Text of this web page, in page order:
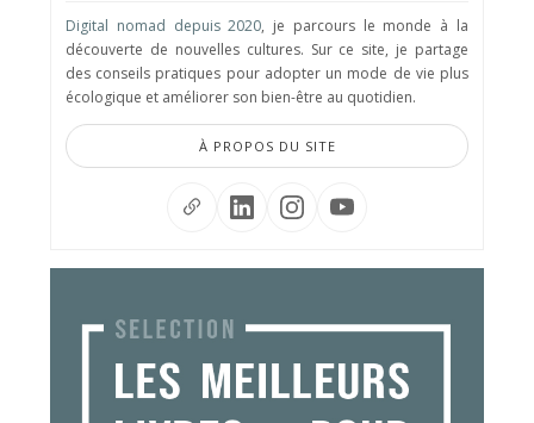
Digital nomad depuis 2020, je parcours le monde à la
découverte de nouvelles cultures. Sur ce site, je partage
des conseils pratiques pour adopter un mode de vie plus
écologique et améliorer son bien-être au quotidien.
À PROPOS DU SITE